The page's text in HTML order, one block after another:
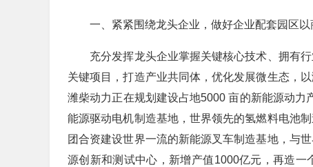
一、紧紧围绕龙头企业，做好企业配套园区以
充分发挥龙头企业掌握关键核心技术、拥有行
关键项目，打造产业共同体，优化发展微生态，
潍柴动力正在规划建设占地5000 亩的新能源动
能源驱动电机制造基地，世界领先的氢燃料电池
团合资建设世界一流的新能源叉车制造基地，与
源创新和测试中心，新增产值1000亿元，再造一